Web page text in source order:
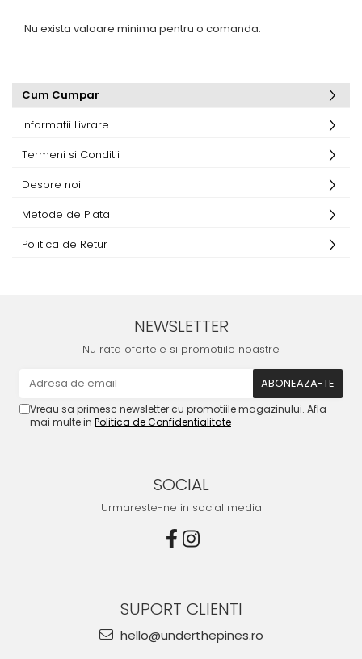
Nu exista valoare minima pentru o comanda.
Cum Cumpar
Informatii Livrare
Termeni si Conditii
Despre noi
Metode de Plata
Politica de Retur
NEWSLETTER
Nu rata ofertele si promotiile noastre
Vreau sa primesc newsletter cu promotiile magazinului. Afla
mai multe in Politica de Confidentialitate
SOCIAL
Urmareste-ne in social media
SUPORT CLIENTI
hello@underthepines.ro